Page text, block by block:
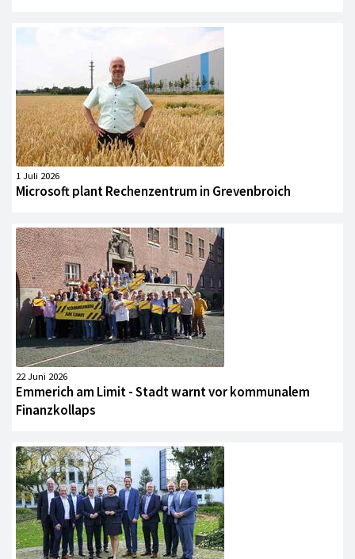
1 Juli 2026
Microsoft plant Rechenzentrum in Grevenbroich
22 Juni 2026
Emmerich am Limit - Stadt warnt vor kommunalem
Finanzkollaps